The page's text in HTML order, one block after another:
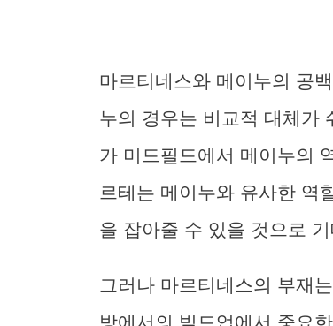
마르티네스와 메이누의 공
누의 경우는 비교적 대체가
가 미드필드에서 메이누의
르테는 메이누와 유사한 역
을 잡아줄 수 있을 것으로
그러나 마르티네스의 부재